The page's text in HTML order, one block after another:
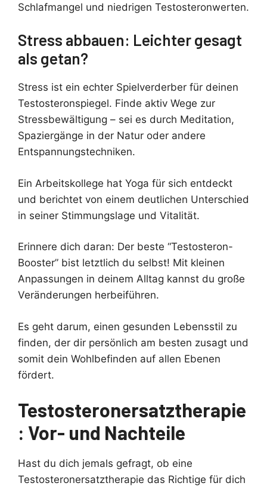
Schlafmangel und niedrigen Testosteronwerten.
Stress abbauen: Leichter gesagt
als getan?
Stress ist ein echter Spielverderber für deinen
Testosteronspiegel. Finde aktiv Wege zur
Stressbewältigung – sei es durch Meditation,
Spaziergänge in der Natur oder andere
Entspannungstechniken.
Ein Arbeitskollege hat Yoga für sich entdeckt
und berichtet von einem deutlichen Unterschied
in seiner Stimmungslage und Vitalität.
Erinnere dich daran: Der beste “Testosteron-
Booster” bist letztlich du selbst! Mit kleinen
Anpassungen in deinem Alltag kannst du große
Veränderungen herbeiführen.
Es geht darum, einen gesunden Lebensstil zu
finden, der dir persönlich am besten zusagt und
somit dein Wohlbefinden auf allen Ebenen
fördert.
Testosteronersatztherapie
: Vor- und Nachteile
Hast du dich jemals gefragt, ob eine
Testosteronersatztherapie das Richtige für dich